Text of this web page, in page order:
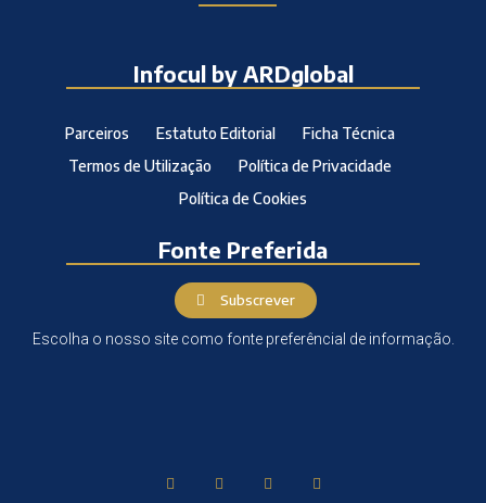
Infocul by ARDglobal
Parceiros Estatuto Editorial
Ficha Técnica
Termos de Utilização
Política de Privacidade
Política de Cookies
Fonte Preferida
Subscrever
Escolha o nosso site como fonte preferêncial de informação.